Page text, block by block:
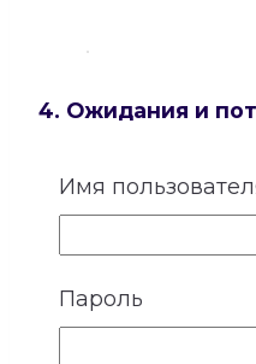
4. Ожидания и
У каждого
собственное
заботе и роли
особенно
стабильности,
Имя
Пароль